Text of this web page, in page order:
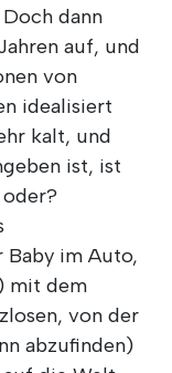
dann
auf, und
von
idealisiert
kalt, und
ist, ist
Baby im Auto,
mit dem
von der
abzufinden)